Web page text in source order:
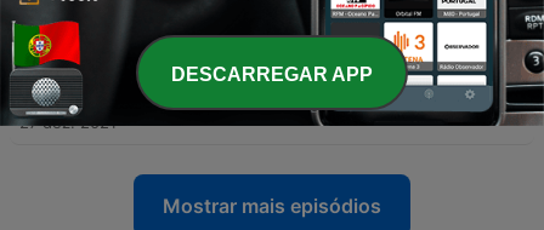
10 jan. 2022
8 - Пінзель: таємничий геній, майстер форми та
експресії
27 dez. 2021
Mostrar mais episódios
DESCARREGAR APP